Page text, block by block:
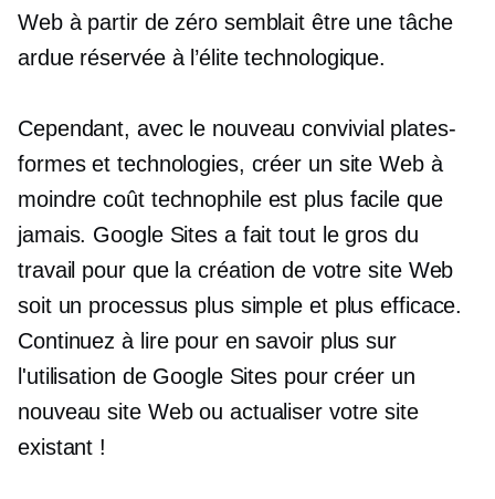
Web à partir de zéro semblait être une tâche
ardue réservée à l’élite technologique.
Cependant, avec le nouveauconvivial plates-
formes et technologies, créer un site Web à
moindre coût technophileest plus facile que
jamais. Google Sites a fait tout le gros du
travail pour que la création de votre site Web
soit un processus plus simple et plus efficace.
Continuez à lire pour en savoir plus sur
l'utilisation de Google Sites pour créer un
nouveau site Web ou actualiser votre site
existant !